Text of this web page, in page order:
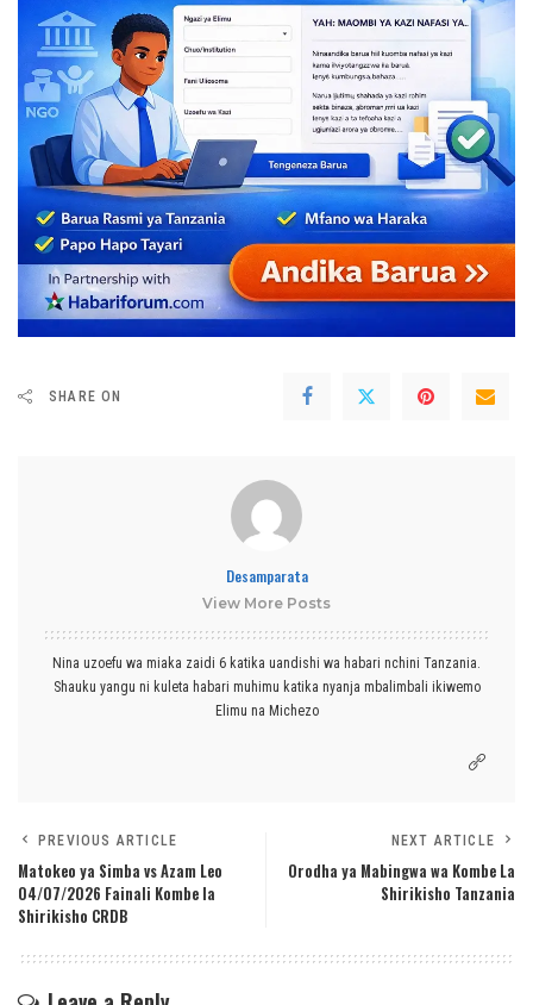
SHARE ON
Desamparata
View More Posts
Nina uzoefu wa miaka zaidi 6 katika uandishi wa habari nchini Tanzania.
Shauku yangu ni kuleta habari muhimu katika nyanja mbalimbali ikiwemo
Elimu na Michezo
PREVIOUS ARTICLE
Matokeo ya Simba vs Azam Leo
04/07/2026 Fainali Kombe la
Shirikisho CRDB
NEXT ARTICLE
Orodha ya Mabingwa wa Kombe La
Shirikisho Tanzania